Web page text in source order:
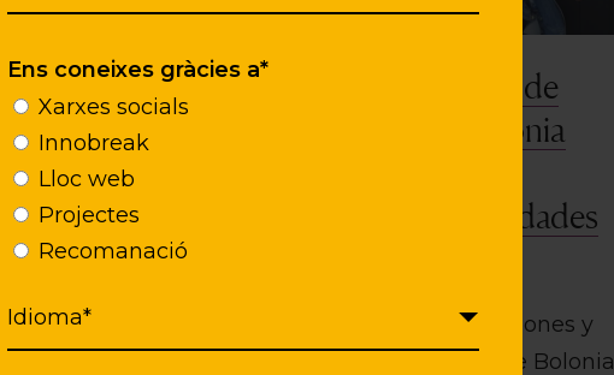
Ens coneixes gràcies a*
Xarxes socials
Innobreak
Lloc web
Projectes
Recomanació
convocatoria
2026 a la
a través
Las organizaciones de
iSocial viajan a Bolonia
destinado a las entidades
La visita a las organizaciones y
servicios de la ciudad de Bolonia